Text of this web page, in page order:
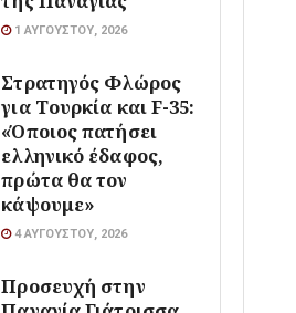
1 ΑΥΓΟΎΣΤΟΥ, 2026
Στρατηγός Φλώρος
για Τουρκία και F-35:
«Όποιος πατήσει
ελληνικό έδαφος,
πρώτα θα τον
κάψουμε»
4 ΑΥΓΟΎΣΤΟΥ, 2026
Προσευχή στην